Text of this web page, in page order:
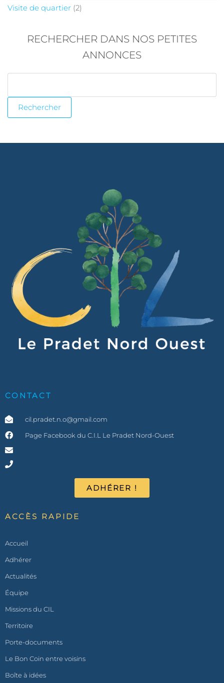
Visite de quartier (2)
RECHERCHER DANS NOS PETITES
ANNONCES
CONTACT
cil.pradet.n.o@gmail.com
Page Facebook du C.I.L Le Pradet Nord-Ouest
ADHÉRER !
ACCÈS RAPIDE
Accueil
Adhérer
Actualités
Équipe
Missions du CIL
Territoire
Porte-documents
Le Bon Coin entre voisins
Boîte à idées